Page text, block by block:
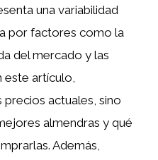
una variabilidad
por factores como la
del mercado y las
este artículo,
actuales, sino
almendras y qué
Además,